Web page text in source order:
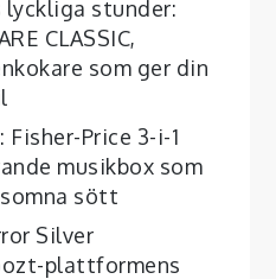
lyckliga stunder:
CLASSIC,
som ger din
Fisher-Price 3-i-1
musikbox som
sött
Silver
plattformens